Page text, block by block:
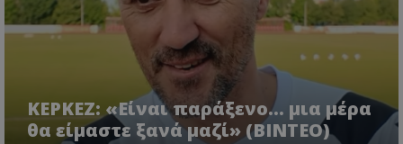
ΚΕΡΚΕΖ: «Είναι παράξενο… μια μέρα
θα είμαστε ξανά μαζί» (BINTEO)